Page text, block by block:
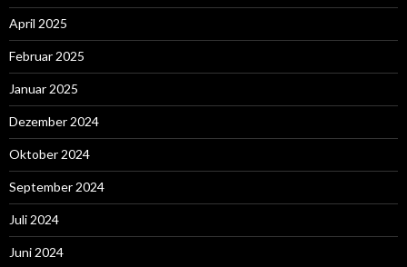
April 2025
Februar 2025
Januar 2025
Dezember 2024
Oktober 2024
September 2024
Juli 2024
Juni 2024